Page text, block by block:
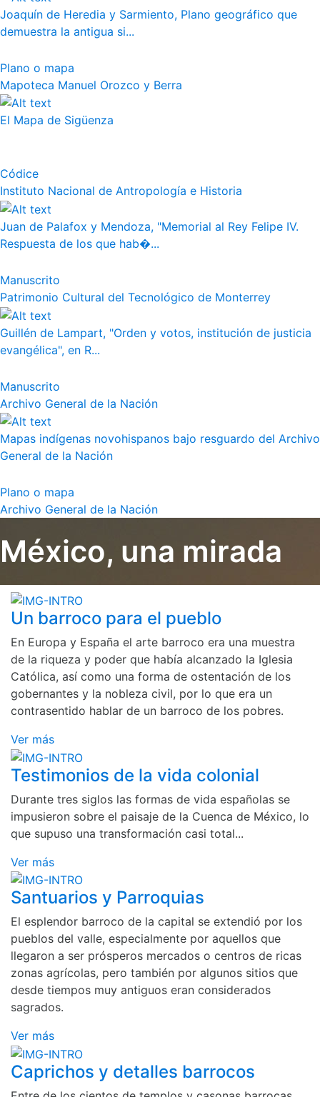
Joaquín de Heredia y Sarmiento, Plano geográfico que
demuestra la antigua si...
Plano o mapa
Mapoteca Manuel Orozco y Berra
El Mapa de Sigüenza
Códice
Instituto Nacional de Antropología e Historia
Juan de Palafox y Mendoza, "Memorial al Rey Felipe IV.
Respuesta de los que hab�...
Manuscrito
Patrimonio Cultural del Tecnológico de Monterrey
Guillén de Lampart, "Orden y votos, institución de justicia
evangélica", en R...
Manuscrito
Archivo General de la Nación
Mapas indígenas novohispanos bajo resguardo del Archivo
General de la Nación
Plano o mapa
Archivo General de la Nación
México, una mirada
Un barroco para el pueblo
En Europa y España el arte barroco era una muestra
de la riqueza y poder que había alcanzado la Iglesia
Católica, así como una forma de ostentación de los
gobernantes y la nobleza civil, por lo que era un
contrasentido hablar de un barroco de los pobres.
Ver más
Testimonios de la vida colonial
Durante tres siglos las formas de vida españolas se
impusieron sobre el paisaje de la Cuenca de México, lo
que supuso una transformación casi total...
Ver más
Santuarios y Parroquias
El esplendor barroco de la capital se extendió por los
pueblos del valle, especialmente por aquellos que
llegaron a ser prósperos mercados o centros de ricas
zonas agrícolas, pero también por algunos sitios que
desde tiempos muy antiguos eran considerados
sagrados.
Ver más
Caprichos y detalles barrocos